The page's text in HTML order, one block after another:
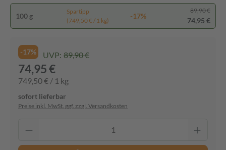
100 g
Spartipp
(749,50 € / 1 kg)
-17%
89,90 €
74,95 €
-17% UVP: 89,90 €
74,95 €
749,50 € / 1 kg
sofort lieferbar
Preise inkl. MwSt. ggf. zzgl. Versandkosten